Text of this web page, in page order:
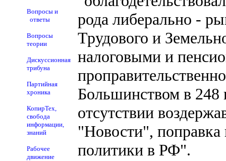
Вопросы и
ответы
Вопросы
теории
Дискуссионная
трибуна
Партийная
хроника
КопирТех,
свобода
информации,
знаний
Рабочее
движение
рода либерально -
Трудового и
налоговыми и
Большинством в 248
отсутствии
"Новости",
политики в РФ".